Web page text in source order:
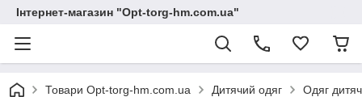
Інтернет-магазин "Opt-torg-hm.com.ua"
Товари Opt-torg-hm.com.ua Дитячий одяг Одяг